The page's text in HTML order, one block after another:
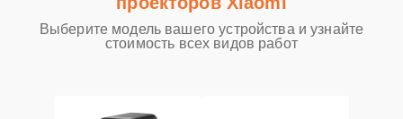
Выберите модель вашего устройства и узнайте
стоимость всех видов работ